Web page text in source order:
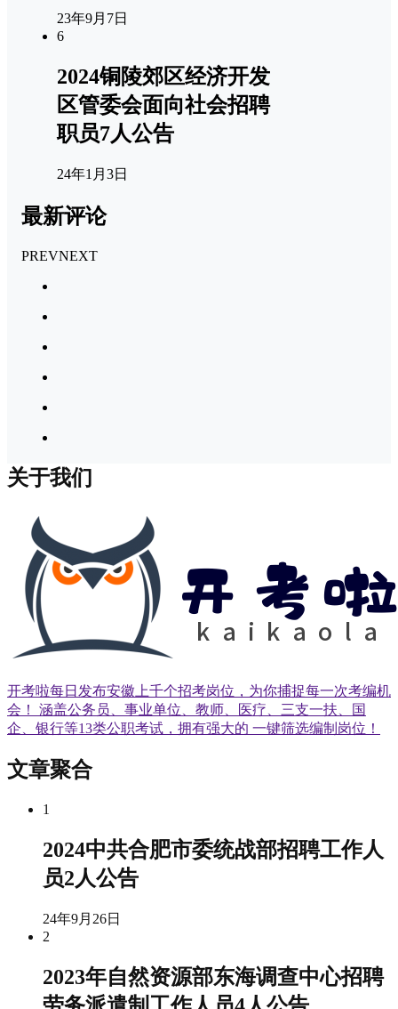
23年9月7日
6
2024铜陵郊区经济开发
区管委会面向社会招聘
职员7人公告
24年1月3日
最新评论
PREVNEXT
关于我们
开考啦每日发布安徽上千个招考岗位，为你捕捉每一次考编机
会！ 涵盖公务员、事业单位、教师、医疗、三支一扶、国
企、银行等13类公职考试，拥有强大的 一键筛选编制岗位！
文章聚合
1
2024中共合肥市委统战部招聘工作人
员2人公告
24年9月26日
2
2023年自然资源部东海调查中心招聘